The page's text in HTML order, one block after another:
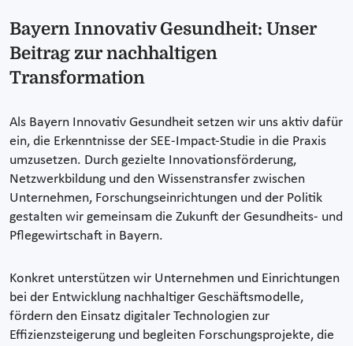
Bayern Innovativ Gesundheit: Unser
Beitrag zur nachhaltigen
Transformation
Als Bayern Innovativ Gesundheit setzen wir uns aktiv dafür
ein, die Erkenntnisse der SEE-Impact-Studie in die Praxis
umzusetzen. Durch gezielte Innovationsförderung,
Netzwerkbildung und den Wissenstransfer zwischen
Unternehmen, Forschungseinrichtungen und der Politik
gestalten wir gemeinsam die Zukunft der Gesundheits- und
Pflegewirtschaft in Bayern.
Konkret unterstützen wir Unternehmen und Einrichtungen
bei der Entwicklung nachhaltiger Geschäftsmodelle,
fördern den Einsatz digitaler Technologien zur
Effizienzsteigerung und begleiten Forschungsprojekte, die